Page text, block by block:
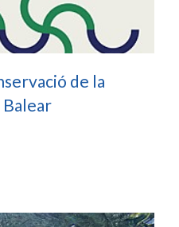
de la